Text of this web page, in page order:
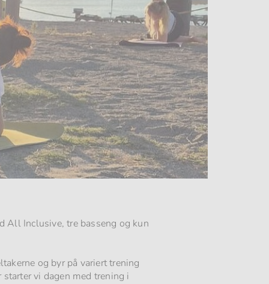
All Inclusive, tre basseng og kun
og byr på variert trening
vi dagen med trening i